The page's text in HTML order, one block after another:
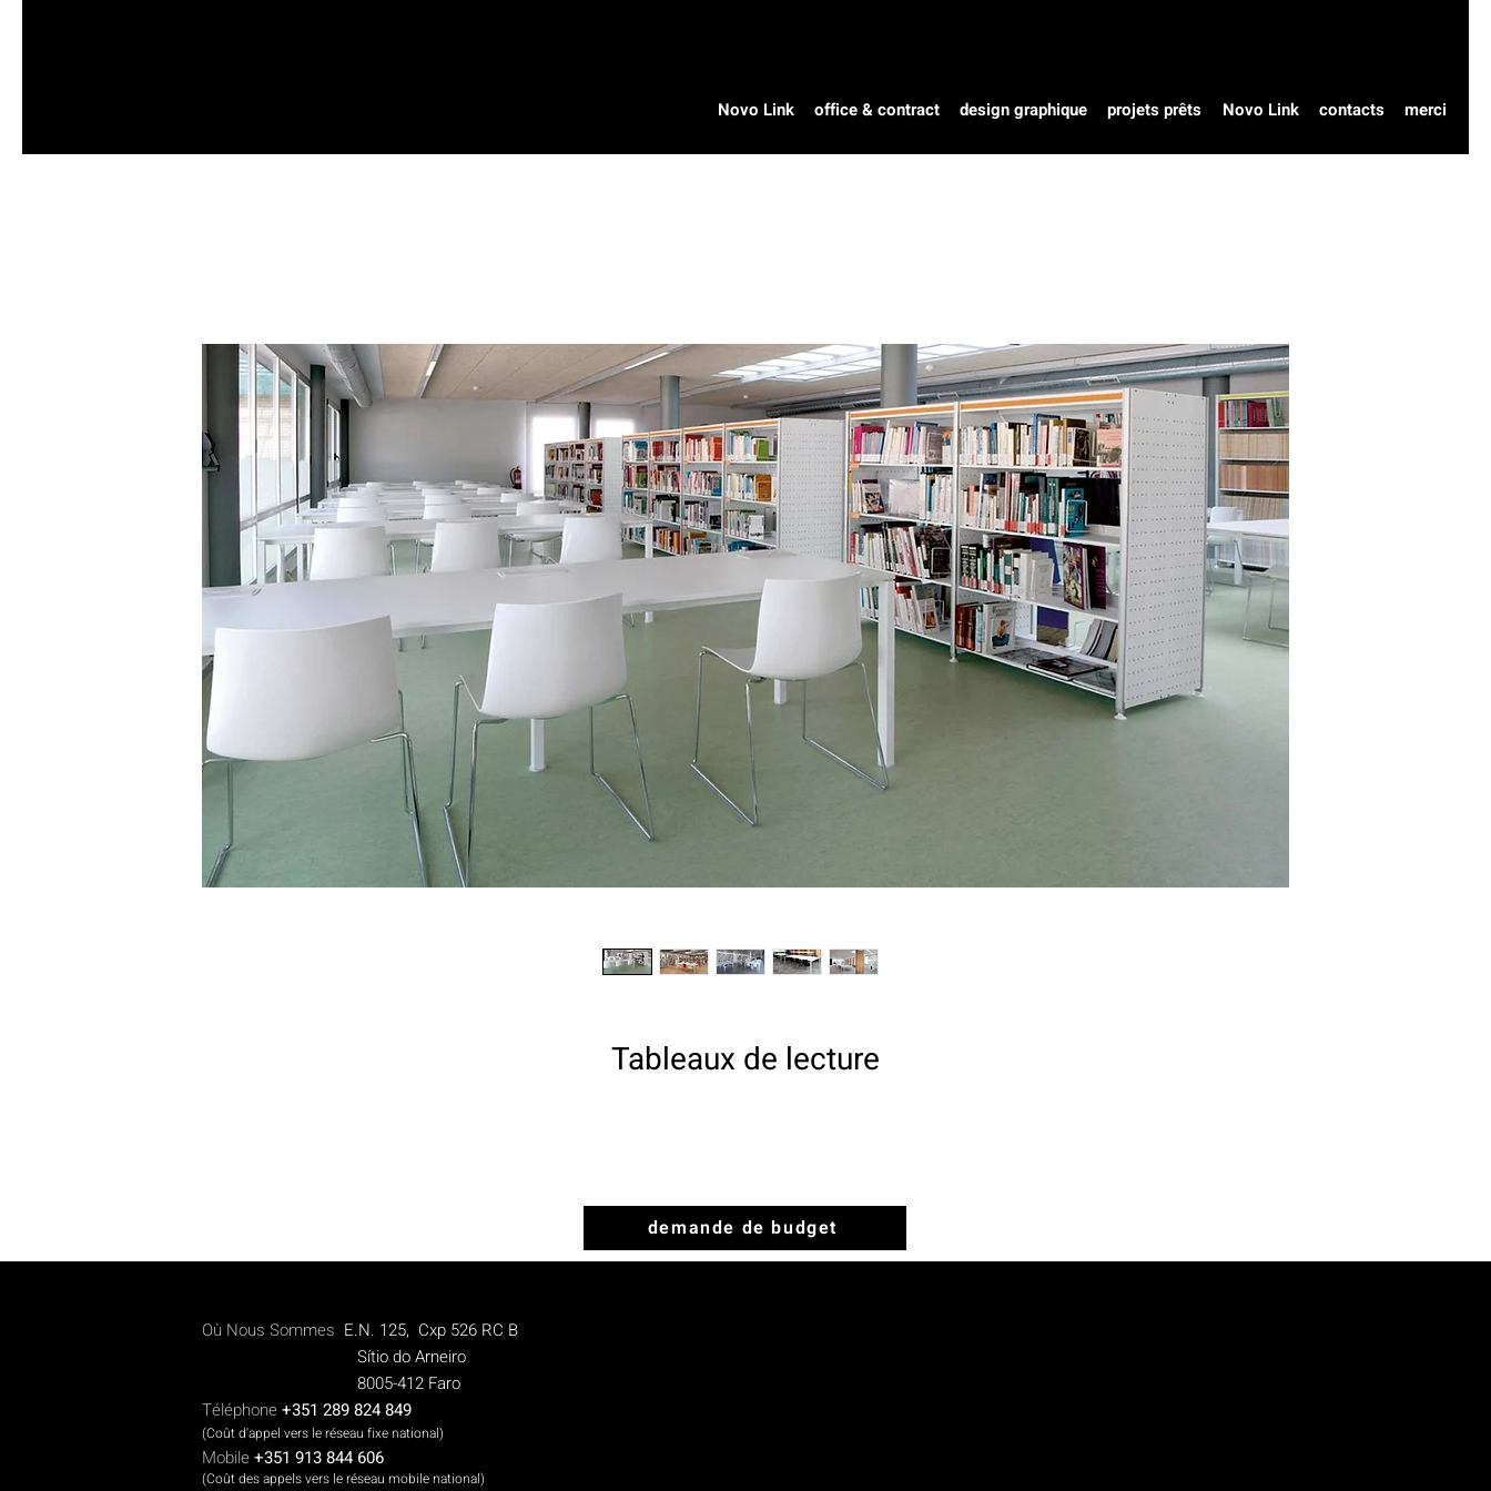
Novo Link office & contract design graphique projets prêts Novo Link contacts merci
Tableaux de lecture
demande de budget
Où Nous Sommes E.N. 125, Cxp 526 RC B
Sítio do Arneiro
8005-412 Faro
Téléphone+351 289 824 849
(Coût d'appel vers le réseau fixe national)
Mobile+351 913 844 606
(Coût des appels vers le réseau mobile national)